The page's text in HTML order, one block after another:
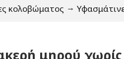
κολοβώματος
μηρού